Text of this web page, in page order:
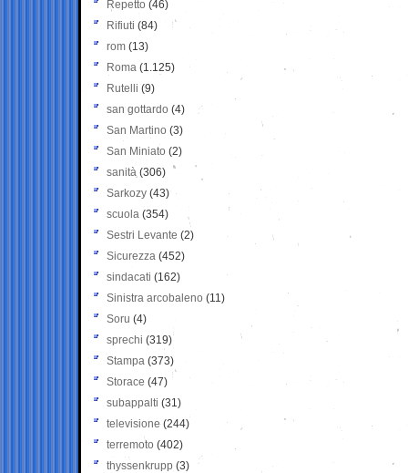
Repetto (46)
Rifiuti (84)
rom (13)
Roma (1.125)
Rutelli (9)
san gottardo (4)
San Martino (3)
San Miniato (2)
sanità (306)
Sarkozy (43)
scuola (354)
Sestri Levante (2)
Sicurezza (452)
sindacati (162)
Sinistra arcobaleno (11)
Soru (4)
sprechi (319)
Stampa (373)
Storace (47)
subappalti (31)
televisione(244)
terremoto (402)
thyssenkrupp (3)